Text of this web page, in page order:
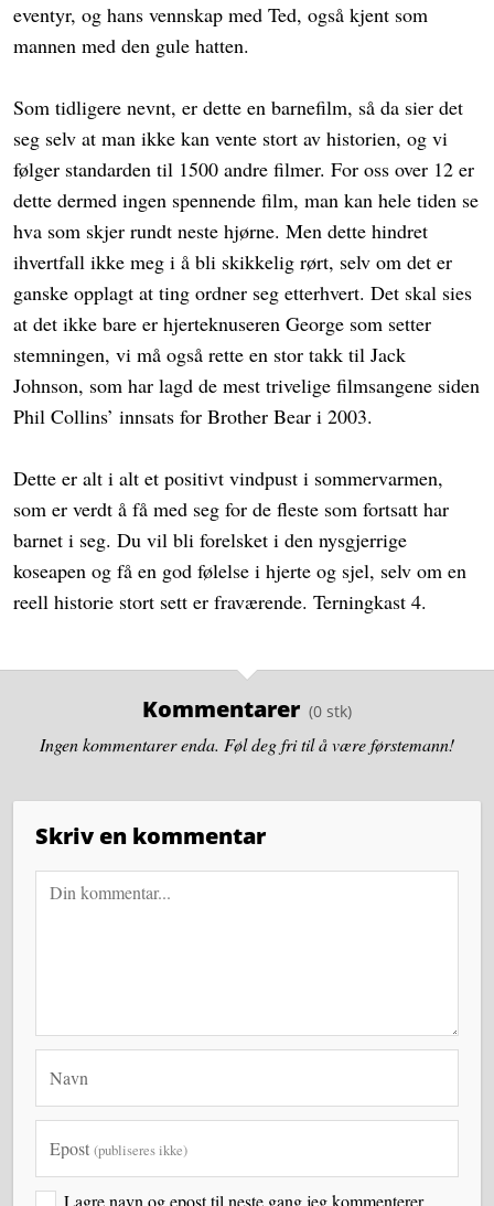
eventyr, og hans vennskap med Ted, også kjent som
mannen med den gule hatten.
Som tidligere nevnt, er dette en barnefilm, så da sier det
seg selv at man ikke kan vente stort av historien, og vi
følger standarden til 1500 andre filmer. For oss over 12 er
dette dermed ingen spennende film, man kan hele tiden se
hva som skjer rundt neste hjørne. Men dette hindret
ihvertfall ikke meg i å bli skikkelig rørt, selv om det er
ganske opplagt at ting ordner seg etterhvert. Det skal sies
at det ikke bare er hjerteknuseren George som setter
stemningen, vi må også rette en stor takk til Jack
Johnson, som har lagd de mest trivelige filmsangene siden
Phil Collins’ innsats for Brother Bear i 2003.
Dette er alt i alt et positivt vindpust i sommervarmen,
som er verdt å få med seg for de fleste som fortsatt har
barnet i seg. Du vil bli forelsket i den nysgjerrige
koseapen og få en god følelse i hjerte og sjel, selv om en
reell historie stort sett er fraværende. Terningkast 4.
Kommentarer
Ingen kommentarer enda. Føl deg fri til å være førstemann!
Skriv en kommentar
Navn
Epost (publiseres ikke)
Lagre navn og epost til neste gang jeg kommenterer